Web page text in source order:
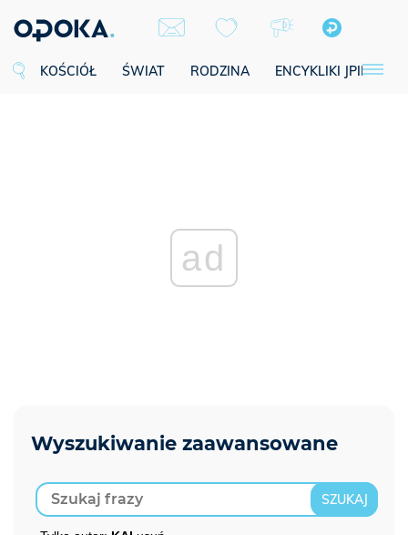
KOŚCIÓŁ ŚWIAT RODZINA ENCYKLIKI JPII
ad